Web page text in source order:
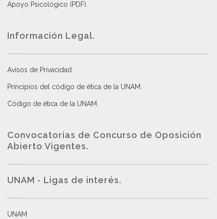
Apoyo Psicológico (PDF)
Información Legal.
Avisos de Privacidad
Principios del código de ética de la UNAM
Código de ética de la UNAM
Convocatorias de Concurso de Oposición
Abierto Vigentes.
UNAM - Ligas de interés.
UNAM